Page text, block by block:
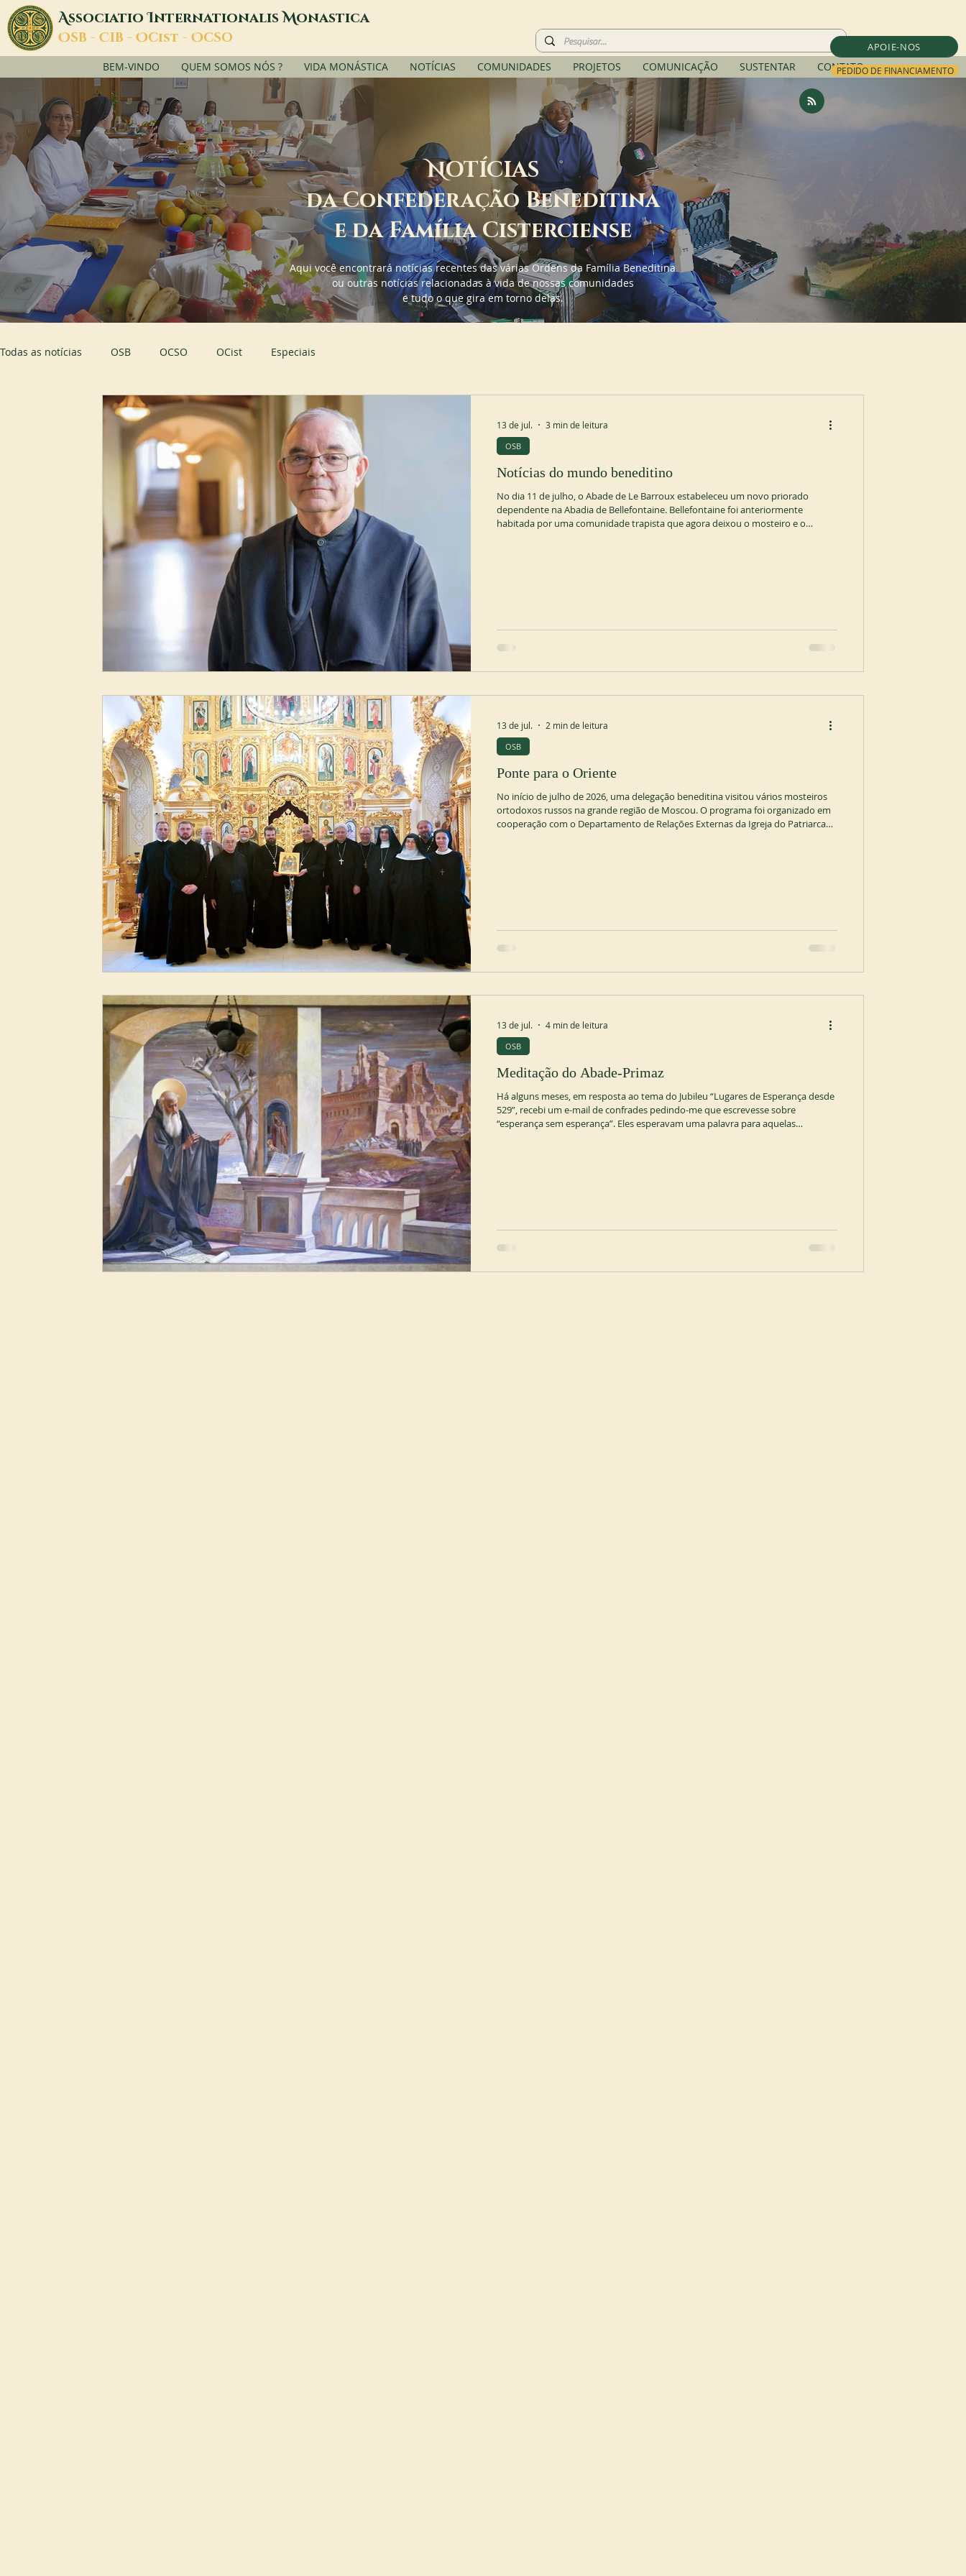
APOIE-NOS
PEDIDO DE FINANCIAMENTO
AssociatioInternationalisMonastica
OSB - CIB - OCist - OCSO
BEM-VINDO QUEM SOMOS NÓS ? VIDA MONÁSTICA NOTÍCIAS COMUNIDADES PROJETOS COMUNICAÇÃO SUSTENTAR CONTATO
NOTÍCIAS
da Confederação Beneditina
e da Família Cisterciense
Aqui você encontrará notícias recentes das várias Ordens da Família Beneditina
ou outras notícias relacionadas à vida de nossas comunidades
e tudo o que gira em torno delas.
Todas as notícias OSB OCSO OCist Especiais
Notícias do mundo beneditino
No dia 11 de julho, o Abade de Le Barroux estabeleceu um novo priorado
dependente na Abadia de Bellefontaine. Bellefontaine foi anteriormente
habitada por uma comunidade trapista que agora deixou o mosteiro e o
OSB
13 de jul. 3 min de leitura
Ponte para o Oriente
No início de julho de 2026, uma delegação beneditina visitou vários mosteiros
ortodoxos russos na grande região de Moscou. O programa foi organizado em
cooperação com o Departamento de Relações Externas da Igreja do Patriarcado
OSB
13 de jul. 2 min de leitura
Meditação do Abade-Primaz
Há alguns meses, em resposta ao tema do Jubileu “Lugares de Esperança desde
529”, recebi um e-mail de confrades pedindo-me que escrevesse sobre
“esperança sem esperança”. Eles esperavam uma palavra para aquelas
OSB
13 de jul. 4 min de leitura